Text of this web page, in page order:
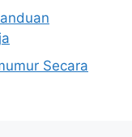
Secara